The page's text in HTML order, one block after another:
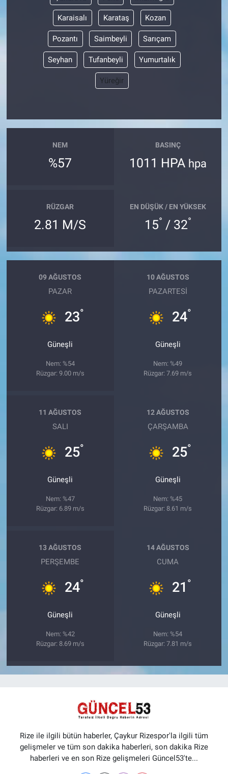
Karaisalı Karataş Kozan
Pozantı Saimbeyli Sarıçam
Seyhan Tufanbeyli Yumurtalık
Yüreğir
NEM
%57
BASINÇ
1011 HPA hpa
RÜZGAR
2.81 M/S
EN DÜŞÜK / EN YÜKSEK
15° / 32°
09 AĞUSTOS
PAZAR
23°
Güneşli
Nem: %54
Rüzgar: 9.00 m/s
10 AĞUSTOS
PAZARTESI
24°
Güneşli
Nem: %49
Rüzgar: 7.69 m/s
11 AĞUSTOS
SALI
25°
Güneşli
Nem: %47
Rüzgar: 6.89 m/s
12 AĞUSTOS
ÇARŞAMBA
25°
Güneşli
Nem: %45
Rüzgar: 8.61 m/s
13 AĞUSTOS
PERŞEMBE
24°
Güneşli
Nem: %42
Rüzgar: 8.69 m/s
14 AĞUSTOS
CUMA
21 °
Güneşli
Nem: %54
Rüzgar: 7.81 m/s
Rize ile ilgili bütün haberler, Çaykur Rizespor'la ilgili tüm
gelişmeler ve tüm son dakika haberleri, son dakika Rize
haberleri ve en son Rize gelişmeleri Güncel53'te...